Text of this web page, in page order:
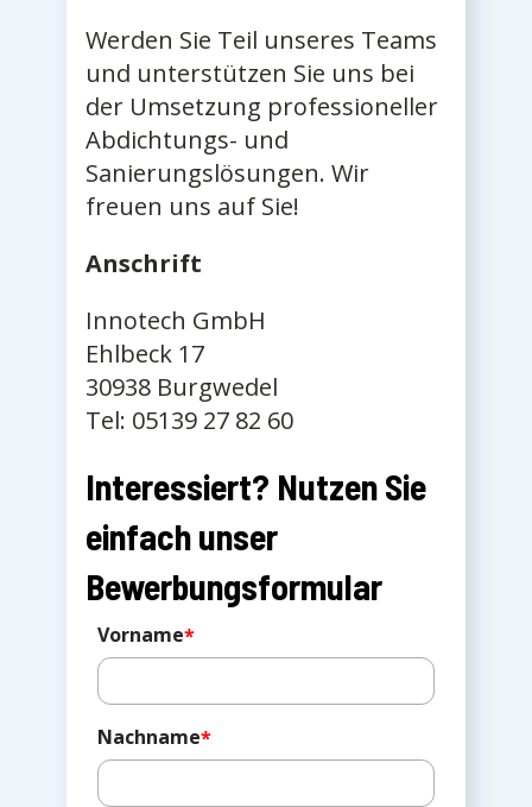
Werden Sie Teil unseres Teams
und unterstützen Sie uns bei
der Umsetzung professioneller
Abdichtungs- und
Sanierungslösungen. Wir
freuen uns auf Sie!
Anschrift
Innotech GmbH
Ehlbeck 17
30938 Burgwedel
Tel: 05139 27 82 60
Interessiert? Nutzen Sie
einfach unser
Bewerbungsformular
Vorname*
Nachname*